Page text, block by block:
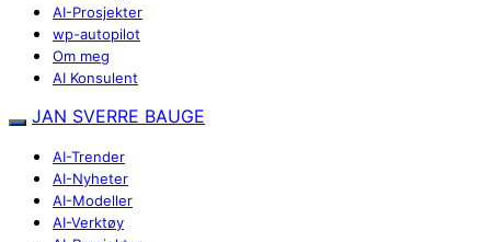
AI-Prosjekter
wp-autopilot
Om meg
AI Konsulent
JAN SVERRE BAUGE
AI-Trender
AI-Nyheter
AI-Modeller
AI-Verktøy